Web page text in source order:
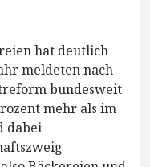
hat deutlich
meldeten nach
bundesweit
mehr als im
dabei